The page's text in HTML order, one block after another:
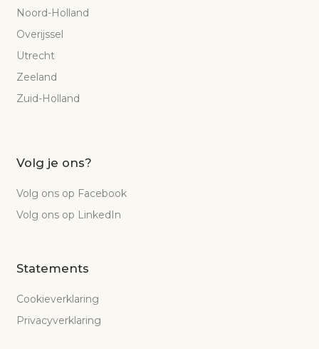
Noord-Holland
Overijssel
Utrecht
Zeeland
Zuid-Holland
Volg je ons?
Volg ons op Facebook
Volg ons op LinkedIn
Statements
Cookieverklaring
Privacyverklaring